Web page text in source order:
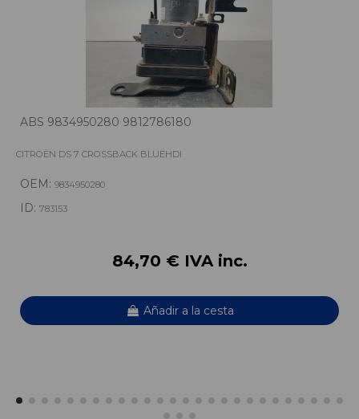
ABS 9834950280 9812786180
CITROËN DS 7 CROSSBACK BLUEHDI
OEM: 9834950280
ID: 783153
84,70 € IVA inc.
Añadir a la cesta